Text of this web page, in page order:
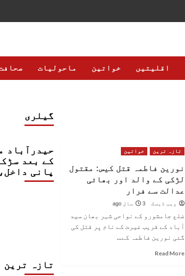
اقلیتیں خواتین ماحولیات
تازہ ترین خواتین
نورین فاطمہ قتل کیس: مقتول
لڑکی کے والد اور بھائی
عدالت سے فرار
ویب ڈیسک 3 سال ago
ضلع جامشورو کے نواحی شہر بھان سید
آباد کے قریب غیرت کے نام پر قتل کی
گئی نورین فاطمہ کے...
Read More
Read
گیلری
حیدرآباد
کے بعد
پانی
تازہ ترین